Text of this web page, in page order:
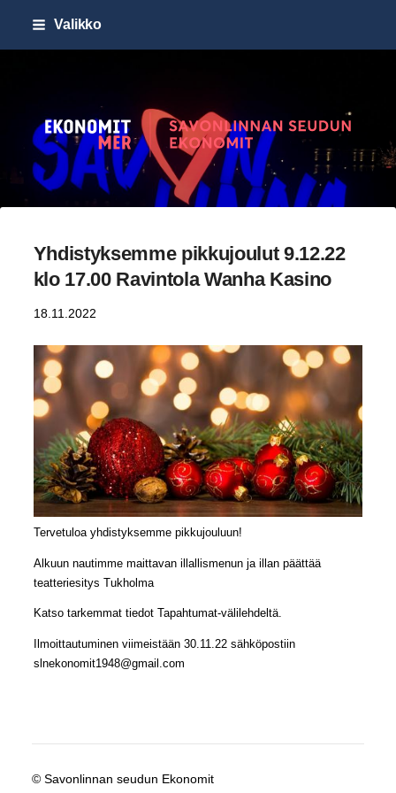
Siirry
Valikko
Savonlinnan seudun
Yhdistyksemme pikkujoulut 9.12.22
klo 17.00 Ravintola Wanha Kasino
18.11.2022
Tervetuloa yhdistyksemme pikkujouluun!
Alkuun nautimme maittavan illallismenun ja illan päättää
teatteriesitys Tukholma
Katso tarkemmat tiedot Tapahtumat-välilehdeltä.
Ilmoittautuminen viimeistään 30.11.22 sähköpostiin
slnekonomit1948@gmail.com
© Savonlinnan seudun Ekonomit